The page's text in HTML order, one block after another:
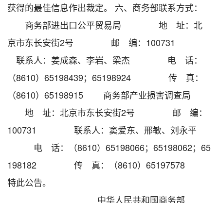
获得的最佳信息作出裁定。 六、商务部联系方式：
商务部进出口公平贸易局 地 址：北
京市东长安街2号 邮 编：100731
联系人：姜成森、李岩、梁杰 电 话：
（8610）65198439；65198924 传 真：
（8610）65198915 商务部产业损害调查局
地 址：北京市东长安街2号 邮 编：
100731 联系人：窦爱东、邢敏、刘永平
电 话：（8610）65198066；65198062；65
198182 传 真：（8610）65197578
特此公告。
中华人民共和国商务部